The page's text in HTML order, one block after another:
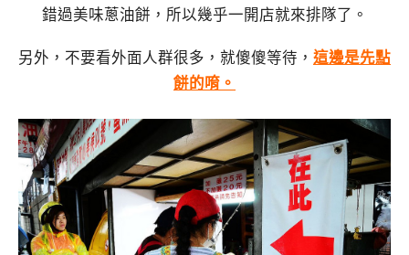
錯過美味蔥油餅，所以幾乎一開店就來排隊了。
另外，不要看外面人群很多，就傻傻等待， 這邊是先點
餅的唷。